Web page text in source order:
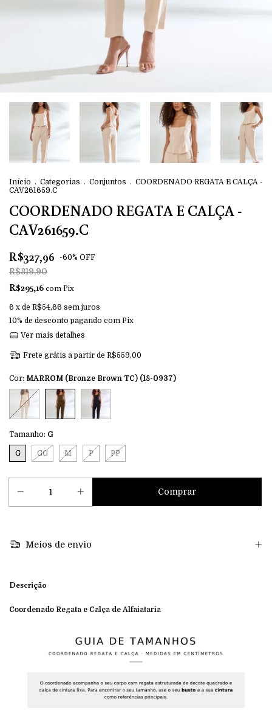
Início . Categorias . Conjuntos . COORDENADO REGATA E CALÇA -
CAV261659.C
COORDENADO REGATA E CALÇA -
CAV261659.C
R$327,96 -60% OFF
R$819,90
R$295,16comPix
6 x de R$54,66 sem juros
10% de desconto pagando com Pix
Ver mais detalhes
Frete grátis a partir de R$559,00
Cor: MARROM (Bronze Brown TC) (18-0937)
Tamanho: G
G GG M P PP
Meios de envio
Descrição
Coordenado Regata e Calça de Alfaiataria